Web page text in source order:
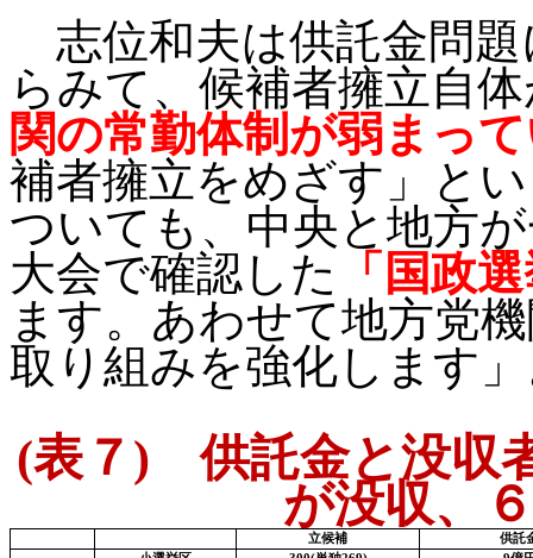
志位和夫は供託金問題
らみて、候補者擁立自
関の常勤体制が弱まっ
補者擁立をめざす」と
ついても、中央と地方
大会で確認した
「国政
ます。あわせて地方党
取り組みを強化します
(表７ ) 供託金と没収
が没収、
立候補 供託